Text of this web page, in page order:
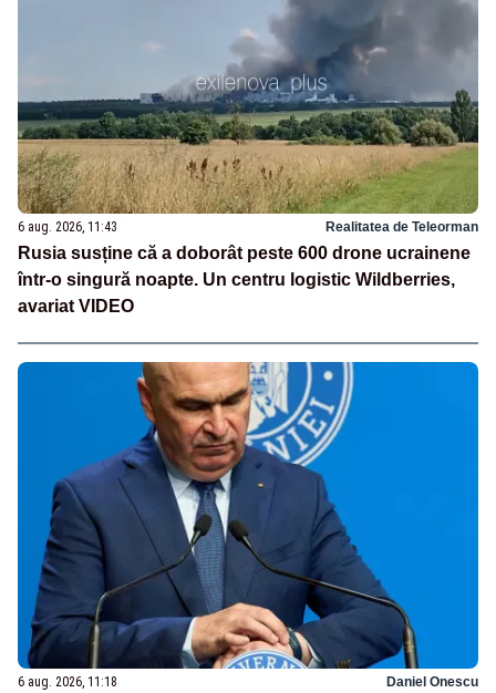
6 aug. 2026, 11:43 Realitatea de Teleorman
Rusia susține că a doborât peste 600 drone ucrainene
într-o singură noapte. Un centru logistic Wildberries,
avariat VIDEO
6 aug. 2026, 11:18 Daniel Onescu